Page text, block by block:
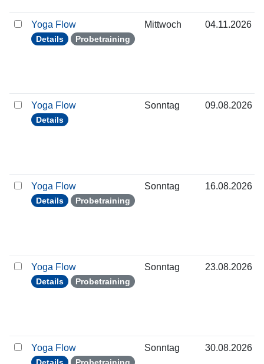
Yoga Flow
Details Probetraining
Mittwoch 04.11.2026
Yoga Flow
Details
Sonntag 09.08.2026
Yoga Flow
Details Probetraining
Sonntag 16.08.2026
Yoga Flow
Details Probetraining
Sonntag 23.08.2026
Yoga Flow Sonntag 30.08.2026